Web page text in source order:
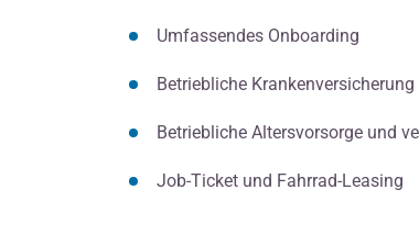
Umfassendes Onboarding
Betriebliche Krankenversicherung
Betriebliche Altersvorsorge und
Job-Ticket und Fahrrad-Leasing